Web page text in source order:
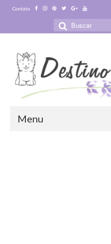
Contato
Buscar
por:
Menu